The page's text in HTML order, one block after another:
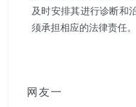
及时安排其进行诊断和
须承担相应的法律责任。
网友一